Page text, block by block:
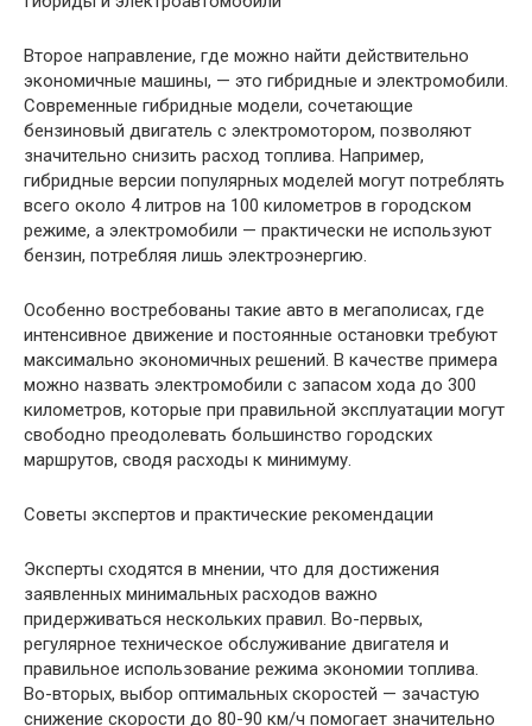
Второе направление, где можно найти действительно
экономичные машины, — это гибридные и электромобили.
Современные гибридные модели, сочетающие
бензиновый двигатель с электромотором, позволяют
значительно снизить расход топлива. Например,
гибридные версии популярных моделей могут потреблять
всего около 4 литров на 100 километров в городском
режиме, а электромобили — практически не используют
бензин, потребляя лишь электроэнергию.
Особенно востребованы такие авто в мегаполисах, где
интенсивное движение и постоянные остановки требуют
максимально экономичных решений. В качестве примера
можно назвать электромобили с запасом хода до 300
километров, которые при правильной эксплуатации могут
свободно преодолевать большинство городских
маршрутов, сводя расходы к минимуму.
Советы экспертов и практические рекомендации
Эксперты сходятся в мнении, что для достижения
заявленных минимальных расходов важно
придерживаться нескольких правил. Во-первых,
регулярное техническое обслуживание двигателя и
правильное использование режима экономии топлива.
Во-вторых, выбор оптимальных скоростей — зачастую
снижение скорости до 80-90 км/ч помогает значительно